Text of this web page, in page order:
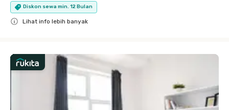
Diskon sewa min. 12 Bulan
Lihat info lebih banyak